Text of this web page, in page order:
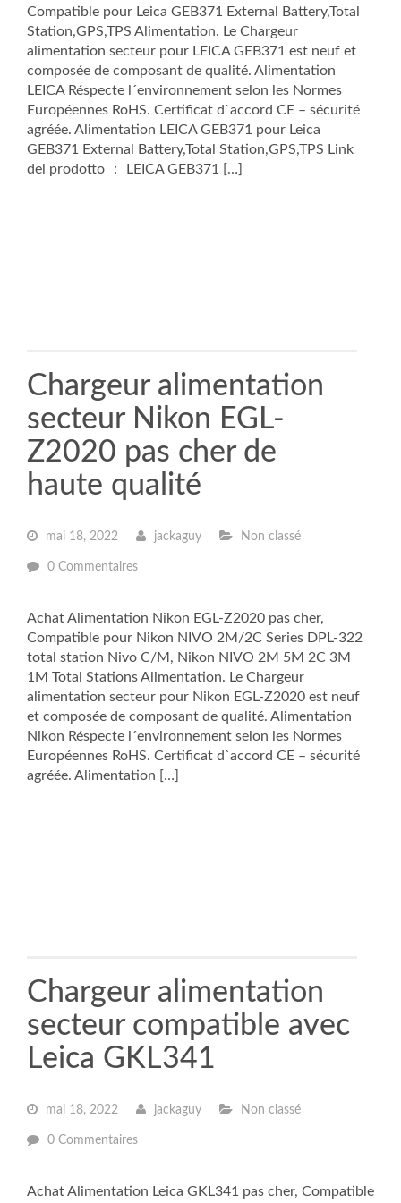
Compatible pour Leica GEB371 External Battery,Total
Station,GPS,TPS Alimentation. Le Chargeur
alimentation secteur pour LEICA GEB371 est neuf et
composée de composant de qualité. Alimentation
LEICA Réspecte l´environnement selon les Normes
Européennes RoHS. Certificat d`accord CE – sécurité
agréée. Alimentation LEICA GEB371 pour Leica
GEB371 External Battery,Total Station,GPS,TPS Link
del prodotto ： LEICA GEB371 […]
Chargeur alimentation
secteur Nikon EGL-
Z2020 pas cher de
haute qualité
mai 18, 2022 jackaguy Non classé
0 Commentaires
Achat Alimentation Nikon EGL-Z2020 pas cher,
Compatible pour Nikon NIVO 2M/2C Series DPL-322
total station Nivo C/M, Nikon NIVO 2M 5M 2C 3M
1M Total Stations Alimentation. Le Chargeur
alimentation secteur pour Nikon EGL-Z2020 est neuf
et composée de composant de qualité. Alimentation
Nikon Réspecte l´environnement selon les Normes
Européennes RoHS. Certificat d`accord CE – sécurité
agréée. Alimentation […]
Chargeur alimentation
secteur compatible avec
Leica GKL341
mai 18, 2022 jackaguy Non classé
0 Commentaires
Achat Alimentation Leica GKL341 pas cher, Compatible